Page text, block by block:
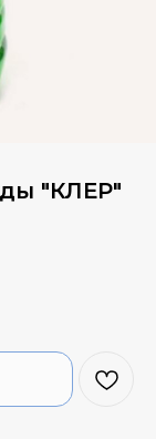
"КЛЕР"